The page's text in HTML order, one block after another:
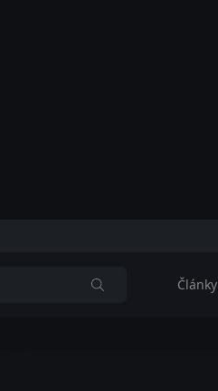
Články